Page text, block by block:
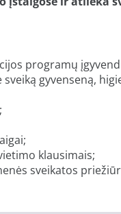
programų
gyvenseną,
klausimais;
sveikatos